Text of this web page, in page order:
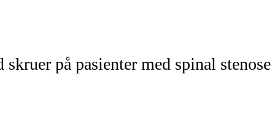
på pasienter med spinal